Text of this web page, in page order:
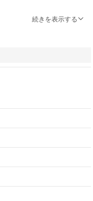
で在庫調整を行っておりま
す。
質を考慮して、
。
続きを表示する